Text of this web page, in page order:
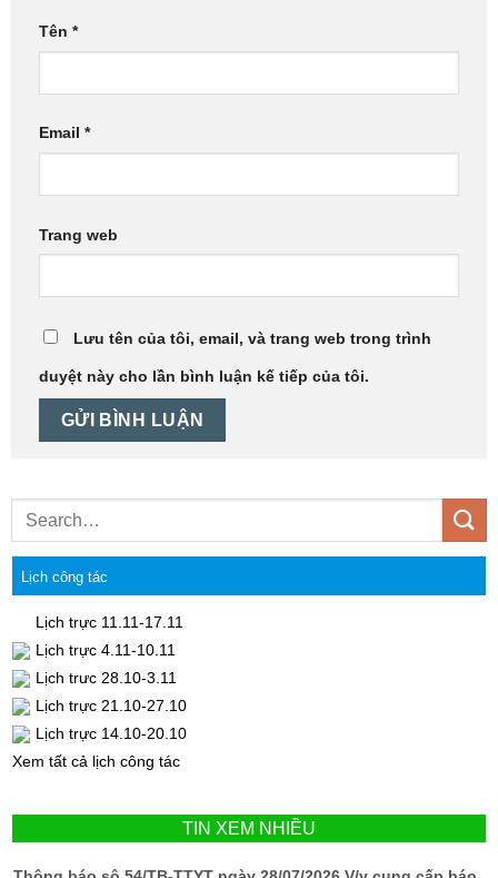
Tên *
Email *
Trang web
Lưu tên của tôi, email, và trang web trong trình
duyệt này cho lần bình luận kế tiếp của tôi.
Lịch công tác
Lịch trực 11.11-17.11
Lịch trực 4.11-10.11
Lịch trưc 28.10-3.11
Lịch trực 21.10-27.10
Lịch trực 14.10-20.10
Xem tất cả lịch công tác
TIN XEM NHIỀU